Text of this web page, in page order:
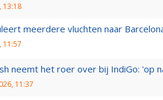
13:18
meerdere vluchten naar
11:57
neemt het roer over bij IndiGo: 'op
11:37